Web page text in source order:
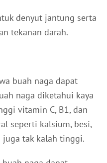
denyut jantung serta
tekanan darah.
buah naga dapat
naga diketahui kaya
vitamin C, B1, dan
seperti kalsium, besi,
tak kalah tinggi.